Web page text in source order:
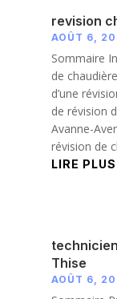
revision
AOÛT 6,
Sommaire
de
d’une
de révision
Avanne-
révision de
LIRE PLUS
Thise
AOÛT 6,